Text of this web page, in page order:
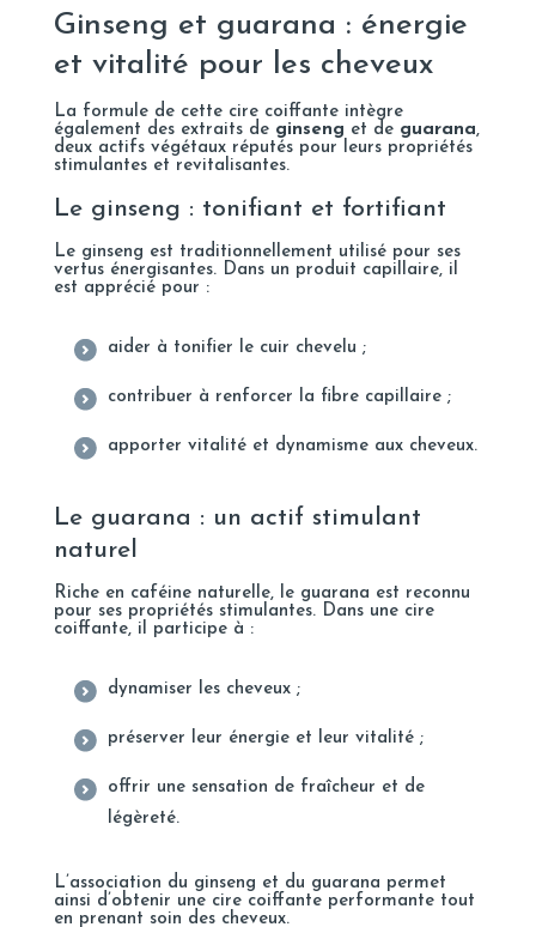
Ginseng et guarana : énergie
et vitalité pour les cheveux
La formule de cette cire coiffante intègre
également des extraits de ginseng et de guarana,
deux actifs végétaux réputés pour leurs propriétés
stimulantes et revitalisantes.
Le ginseng : tonifiant et fortifiant
Le ginseng est traditionnellement utilisé pour ses
vertus énergisantes. Dans un produit capillaire, il
est apprécié pour :
aider à tonifier le cuir chevelu ;
contribuer à renforcer la fibre capillaire ;
apporter vitalité et dynamisme aux cheveux.
Le guarana : un actif stimulant
naturel
Riche en caféine naturelle, le guarana est reconnu
pour ses propriétés stimulantes. Dans une cire
coiffante, il participe à :
dynamiser les cheveux ;
préserver leur énergie et leur vitalité ;
offrir une sensation de fraîcheur et de
légèreté.
L’association du ginseng et du guarana permet
ainsi d’obtenir une cire coiffante performante tout
en prenant soin des cheveux.